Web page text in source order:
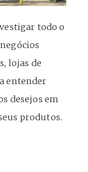
todo o
lojas de
entender
desejos em
produtos.